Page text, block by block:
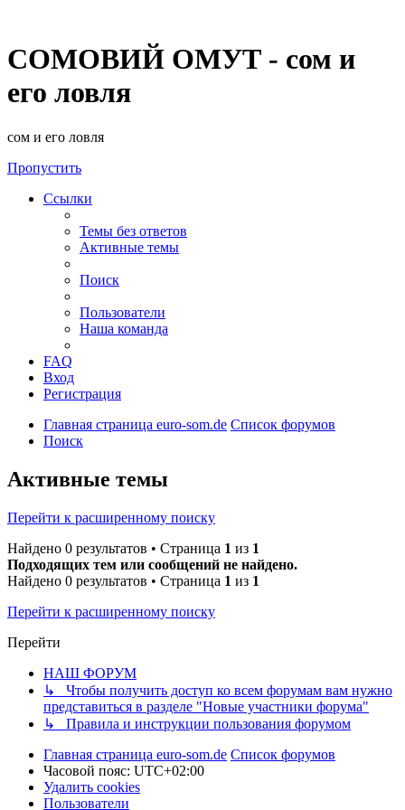
СОМОВИЙ ОМУТ - сом и
его ловля
сом и его ловля
Пропустить
Ссылки
Темы без ответов
Активные темы
Поиск
Пользователи
Наша команда
FAQ
Вход
Регистрация
Главная страница euro-som.de Список форумов
Поиск
Активные темы
Перейти к расширенному поиску
Найдено 0 результатов • Страница 1 из 1
Подходящих тем или сообщений не найдено.
Найдено 0 результатов • Страница 1 из 1
Перейти к расширенному поиску
Перейти
НАШ ФОРУМ
↳ Чтобы получить доступ ко всем форумам вам нужно
представиться в разделе "Новые участники форума"
↳ Правила и инструкции пользования форумом
Главная страница euro-som.de Список форумов
Часовой пояс: UTC+02:00
Удалить cookies
Пользователи